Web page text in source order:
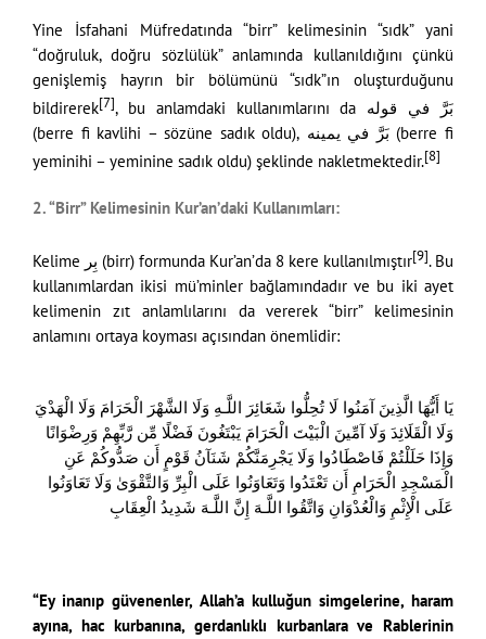
Yine İsfahani Müfredatında “birr” kelimesinin “sıdk” yani
“doğruluk, doğru sözlülük” anlamında kullanıldığını çünkü
genişlemiş hayrın bir bölümünü “sıdk”ın oluşturduğunu
bildirerek[7], bu anlamdaki kullanımlarını da بَرَّ في قوله
(berre fi kavlihi – sözüne sadık oldu), بَرَّ في يمينه (berre fi
yeminihi – yeminine sadık oldu) şeklinde nakletmektedir.[8]
2. “Birr” Kelimesinin Kur’an’daki Kullanımları:
Kelime بِر (birr) formunda Kur’an’da 8 kere kullanılmıştır[9]. Bu
kullanımlardan ikisi mü’minler bağlamındadır ve bu iki ayet
kelimenin zıt anlamlılarını da vererek “birr” kelimesinin
anlamını ortaya koyması açısından önemlidir:
يَا أَيُّهَا الَّذِينَ آمَنُوا لَا تُحِلُّوا شَعَائِرَ اللَّـهِ وَلَا الشَّهْرَ الْحَرَامَ وَلَا الْهَدْيَ
وَلَا الْقَلَائِدَ وَلَا آمِّينَ الْبَيْتَ الْحَرَامَ يَبْتَغُونَ فَضْلًا مِّن رَّبِّهِمْ وَرِضْوَانًا
وَإِذَا حَلَلْتُمْ فَاصْطَادُوا وَلَا يَجْرِمَنَّكُمْ شَنَآنُ قَوْمٍ أَن صَدُّوكُمْ عَنِ
الْمَسْجِدِ الْحَرَامِ أَن تَعْتَدُوا وَتَعَاوَنُوا عَلَى الْبِرِّ وَالتَّقْوَىٰ وَلَا تَعَاوَنُوا
عَلَى الْإِثْمِ وَالْعُدْوَانِ وَاتَّقُوا اللَّـهَ إِنَّ اللَّـهَ شَدِيدُ الْعِقَابِ
“Ey inanıp güvenenler, Allah’a kulluğun simgelerine, haram
ayına, hac kurbanına, gerdanlıklı kurbanlara ve Rablerinin